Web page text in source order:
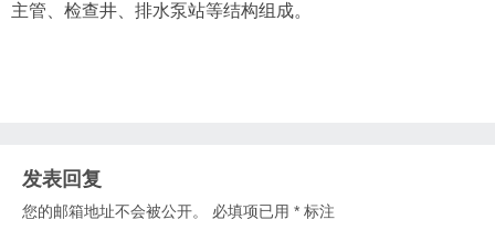
主管、检查井、排水泵站等结构组成。
发表回复
您的邮箱地址不会被公开。 必填项已用 * 标注